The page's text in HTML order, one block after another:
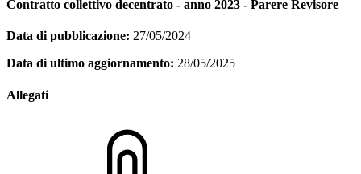
Contratto collettivo decentrato - anno 2023 - Parere Revisore
Data di pubblicazione: 27/05/2024
Data di ultimo aggiornamento: 28/05/2025
Allegati